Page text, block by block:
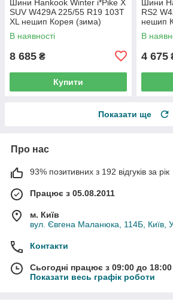
Шини Hankook Winter i*Pike X
SUV W429A 225/55 R19 103T
XL нешип Корея (зима)
В наявності
8 685 ₴
Купити
Шини
RS2
нешип
В
4 675
Показати ще
Про нас
93% позитивних з 192 відгуків за рік
Працює з 05.08.2011
м. Київ
вул. Євгена Маланюка, 114Б, Київ,
Контакти
Сьогодні працює з 09:00 до 18:00
Показати весь графік роботи